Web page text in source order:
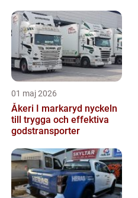
stöd
01 maj 2026
Åkeri I markaryd nyckeln
till trygga och effektiva
godstransporter